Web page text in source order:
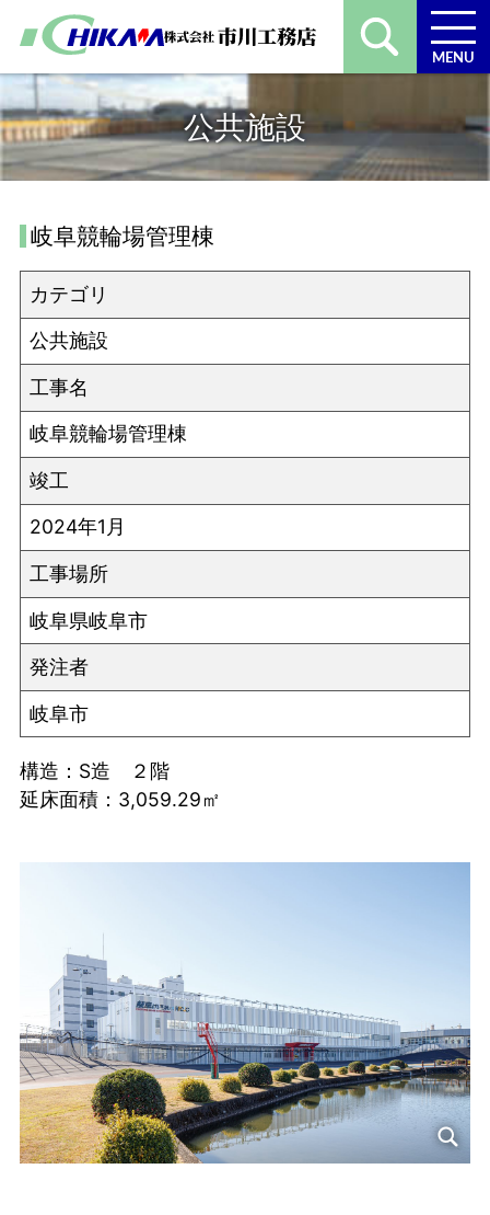
MENU
公共施設
岐阜競輪場管理棟
カテゴリ
公共施設
工事名
岐阜競輪場管理棟
竣工
2024年1月
工事場所
岐阜県岐阜市
発注者
岐阜市
構造：S造 ２階
延床面積：3,059.29㎡